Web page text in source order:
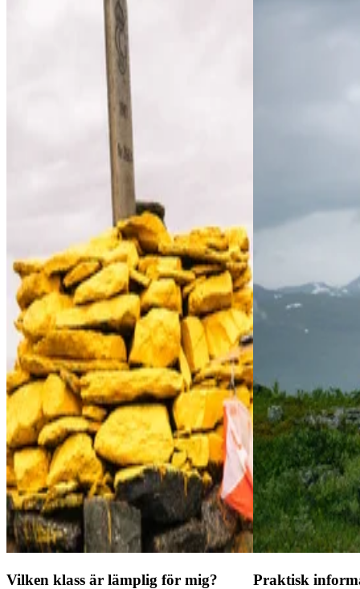
Vilken klass är lämplig för mig? Praktisk